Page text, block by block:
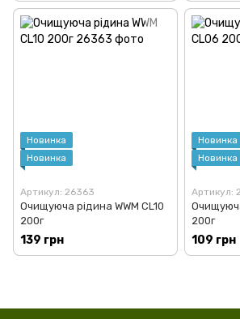
Новинка
Новинка
Артикул: 26363
Очищуюча рідина WWM CL10
200г
139 грн
Новинка
Новинка
Артикул:
200г
109 грн